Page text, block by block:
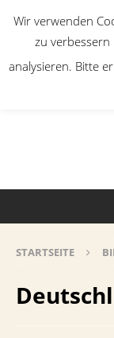
STARTSEITE
Wir verwenden
zu
analysieren. Bitte